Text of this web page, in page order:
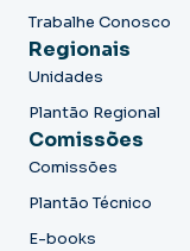
Trabalhe Conosco
Regionais
Unidades
Plantão Regional
Comissões
Comissões
Plantão Técnico
E-books